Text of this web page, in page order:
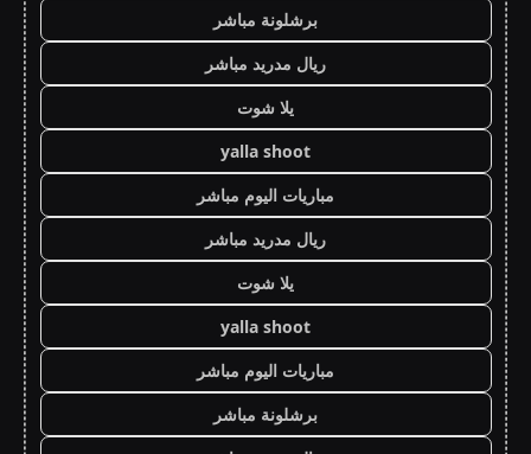
برشلونة مباشر
ريال مدريد مباشر
يلا شوت
yalla shoot
مباريات اليوم مباشر
ريال مدريد مباشر
يلا شوت
yalla shoot
مباريات اليوم مباشر
برشلونة مباشر